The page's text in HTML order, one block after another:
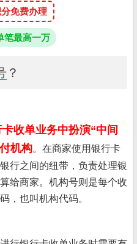
免费办理
笔最高一万
？
收单业务中扮演“中间
机构。在商家使用银行卡
行之间的纽带，负责处理银
给商家。机构号则是每个收
，也叫机构代码。